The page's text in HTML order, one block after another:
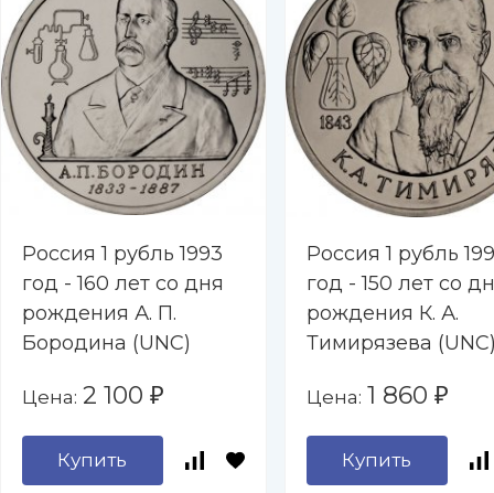
Россия 1 рубль 1993
год - 160 лет со дня
рождения А. П.
Бородина (UNC)
Цена: 2 100 ₽
Купить
Россия 1 рубль
год - 150 лет со
рождения К. А.
Тимирязева
Цена: 1 860 ₽
Купить